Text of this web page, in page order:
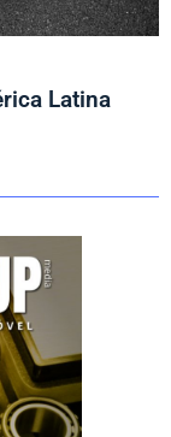
Latina